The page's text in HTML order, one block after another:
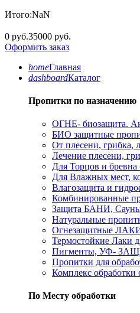
Итого:NaN
0 руб.35000 руб.
Оформить заказ
homeГлавная
dashboardКаталог
Пропитки по назначению
ОГНЕ- биозащита.
БИО защитные
От плесени, грибка,
Лечение плесени,
Для Торцов и бревна
Для Влажных мест,
Влагозащита и
Комбинированные
Защита БАНИ,
Натуральные
Огнезащитные
Термостойкие Лаки
Пигменты, УФ-
Пропитки для
Комплекс обработки
По Месту обработки